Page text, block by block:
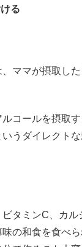
る
ママが摂取し
コールを摂取
うダイレクト
タミンC、カ
の和食を食べ